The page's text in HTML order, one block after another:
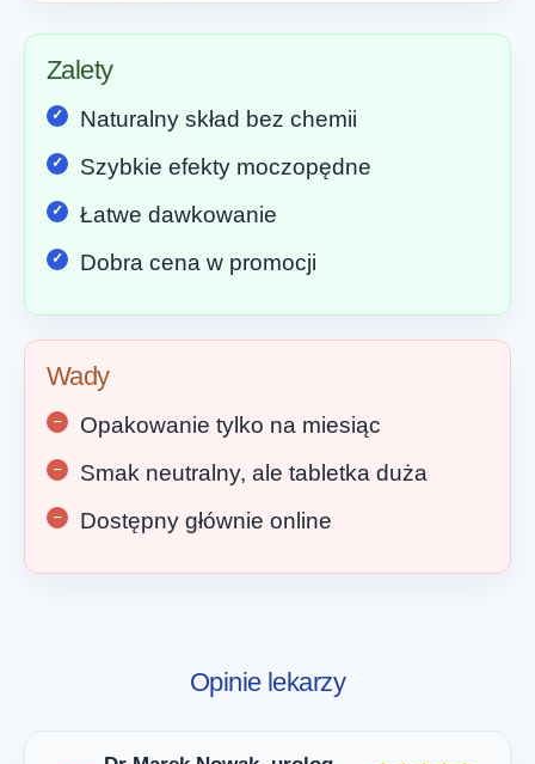
Zalety
Naturalny skład bez chemii
Szybkie efekty moczopędne
Łatwe dawkowanie
Dobra cena w promocji
Wady
Opakowanie tylko na miesiąc
Smak neutralny, ale tabletka duża
Dostępny głównie online
Opinie lekarzy